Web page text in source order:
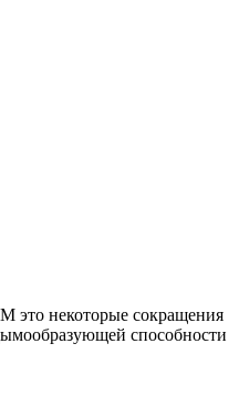
это некоторые сокращения
способности